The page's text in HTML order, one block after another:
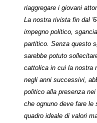
riaggregare i giovani
La nostra rivista fin dal
impegno politico,
partitico. Senza questo
sarebbe potuto
cattolica in cui la nostra
negli anni successivi,
politico alla presenza
che ognuno deve fare
quadro ideale di valori